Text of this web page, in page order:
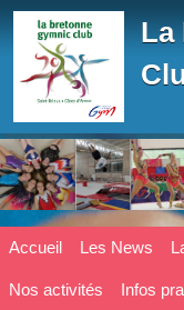
La
Accueil Les News
Nos activités Infos
Panneau de gestion